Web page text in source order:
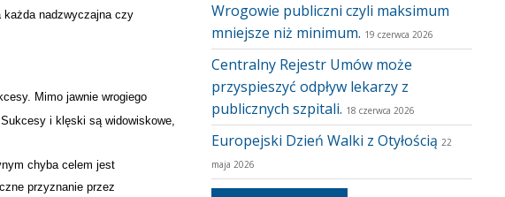
każda nadzwyczajna czy
Mimo jawnie wrogiego
i klęski są widowiskowe,
chyba celem jest
przyznanie przez
Wrogowie publiczni czyli maksimum
mniejsze niż minimum. 19 czerwca 2026
Centralny Rejestr Umów może
przyspieszyć odpływ lekarzy z
publicznych szpitali. 18 czerwca 2026
Europejski Dzień Walki z Otyłością 22
maja 2026